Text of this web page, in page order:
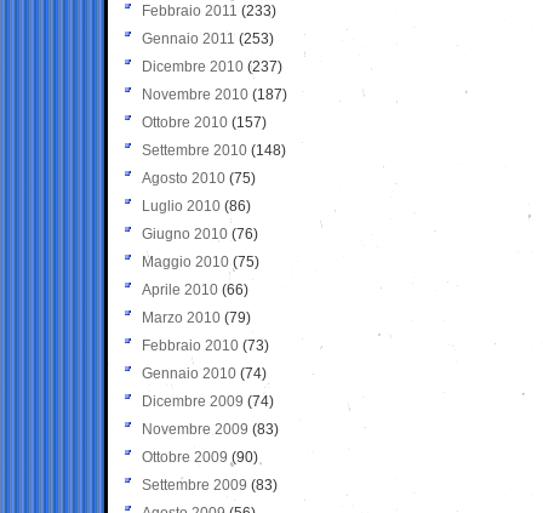
Febbraio 2011 (233)
Gennaio 2011 (253)
Dicembre 2010 (237)
Novembre 2010 (187)
Ottobre 2010 (157)
Settembre 2010 (148)
Agosto 2010 (75)
Luglio 2010 (86)
Giugno 2010 (76)
Maggio 2010 (75)
Aprile 2010 (66)
Marzo 2010 (79)
Febbraio 2010 (73)
Gennaio 2010 (74)
Dicembre 2009 (74)
Novembre 2009 (83)
Ottobre 2009 (90)
Settembre 2009 (83)